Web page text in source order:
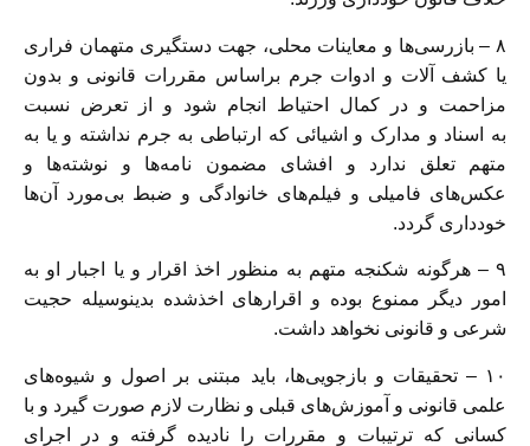
۸ – بازرسی‌ها و معاینات محلی، جهت دستگیری متهمان فراری
یا کشف آلات و‌ ادوات جرم براساس مقررات قانونی و بدون
مزاحمت و در کمال احتیاط انجام شود و از‌ تعرض نسبت
به اسناد و مدارک و اشیائی که ارتباطی به جرم نداشته و یا به
متهم تعلق‌ ندارد و افشای مضمون نامه‌ها و نوشته‌ها و
عکس‌های فامیلی و فیلم‌های خانوادگی و‌ ضبط بی‌مورد آن‌ها
خودداری گردد.
۹ – هرگونه شکنجه متهم به‌ منظور اخذ اقرار و یا اجبار او به
امور دیگر ممنوع بوده و‌ اقرارهای اخذشده بدینوسیله حجیت
شرعی و قانونی نخواهد داشت.
۱۰ – تحقیقات و بازجویی‌ها، باید مبتنی بر اصول و شیوه‌های
علمی قانونی و‌ آموزش‌های قبلی و نظارت لازم صورت گیرد و با
کسانی که ترتیبات و مقررات را نادیده‌ گرفته و در اجرای